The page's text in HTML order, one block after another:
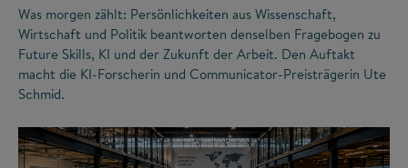
Was morgen zählt: Persönlichkeiten aus Wissenschaft,
Wirtschaft und Politik beantworten denselben Fragebogen zu
Future Skills, KI und der Zukunft der Arbeit. Den Auftakt
macht die KI-Forscherin und Communicator-Preisträgerin Ute
Schmid.